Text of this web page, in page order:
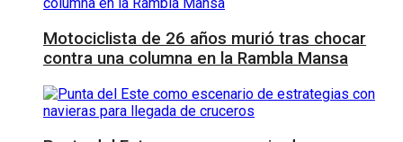
Motociclista de 26 años murió tras chocar
contra una columna en la Rambla Mansa